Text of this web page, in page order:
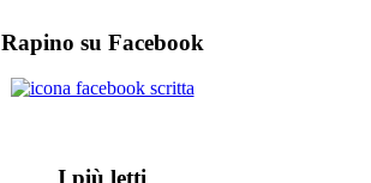
Rapino su Facebook
I più letti